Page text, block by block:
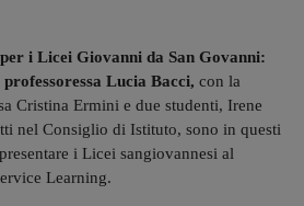
i Licei Giovanni da San Govanni:
Lucia Bacci, con la
Cristina Ermini e due studenti, Irene
nel Consiglio di Istituto, sono in questi
i Licei sangiovannesi al
Learning.